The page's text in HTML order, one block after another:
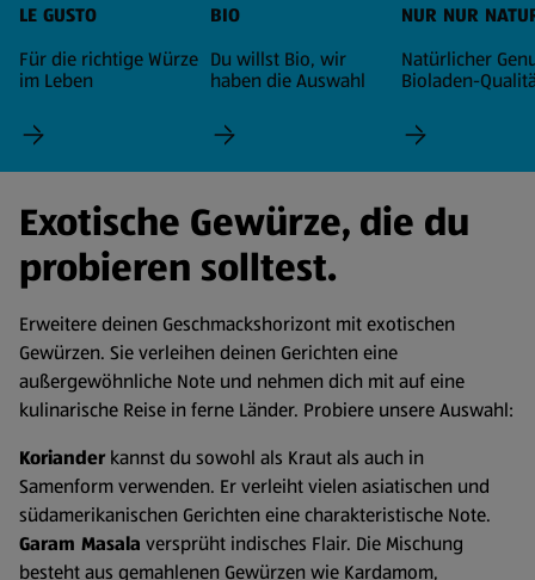
LE GUSTO
Für die richtige Würze
im Leben
BIO
Du willst Bio, wir
haben die Auswahl
NUR NUR
Natürlicher
Bioladen-
Exotische Gewürze, die du
probieren solltest.
Erweitere deinen Geschmackshorizont mit exotischen
Gewürzen. Sie verleihen deinen Gerichten eine
außergewöhnliche Note und nehmen dich mit auf eine
kulinarische Reise in ferne Länder. Probiere unsere Auswahl:
Koriander kannst du sowohl als Kraut als auch in
Samenform verwenden. Er verleiht vielen asiatischen und
südamerikanischen Gerichten eine charakteristische Note.
Garam Masala versprüht indisches Flair. Die Mischung
besteht aus gemahlenen Gewürzen wie Kardamom,